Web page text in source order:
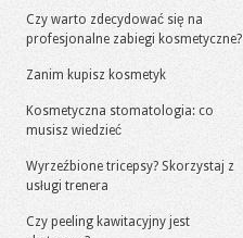
Czy warto zdecydować się na
profesjonalne zabiegi kosmetyczne?
Zanim kupisz kosmetyk
Kosmetyczna stomatologia: co
musisz wiedzieć
Wyrzeźbione tricepsy? Skorzystaj z
usługi trenera
Czy peeling kawitacyjny jest